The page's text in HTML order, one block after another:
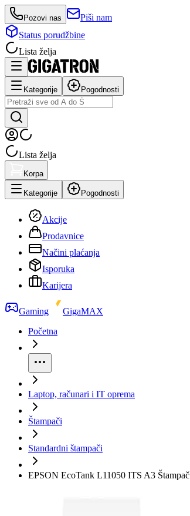
Pozovi nas
Piši nam
Status porudžbine
Lista želja
Kategorije Pogodnosti
Lista želja
Korpa
Kategorije Pogodnosti
Akcije
Prodavnice
Načini plaćanja
Isporuka
Karijera
Gaming
GigaMAX
Početna
Laptop, računari i IT oprema
Štampači
Standardni štampači
EPSON EcoTank L11050 ITS A3 Štampač